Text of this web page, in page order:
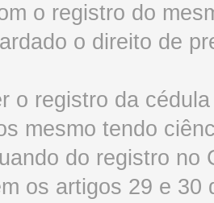
o registro do
o direito de
o registro da
mesmo tendo
do registro no
os artigos 29 e 30